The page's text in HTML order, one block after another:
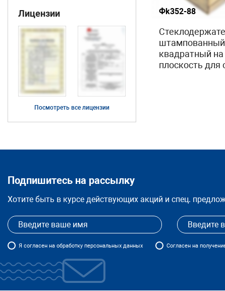
Лицензии
Посмотреть все лицензии
Фk352-88
штампованный
квадратный на
плоскость для
Подпишитесь на рассылку
Хотите быть в курсе действующих акций и спец.
Я согласен на обработку персональных данных Согласен на